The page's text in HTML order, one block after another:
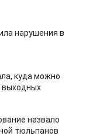
нарушения в
куда можно
выходных
назвало
тюльпанов